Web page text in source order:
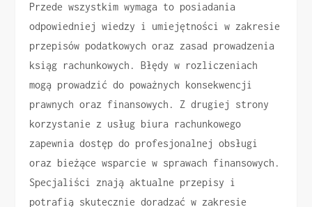
Przede wszystkim wymaga to posiadania
odpowiedniej wiedzy i umiejętności w zakresie
przepisów podatkowych oraz zasad prowadzenia
ksiąg rachunkowych. Błędy w rozliczeniach
mogą prowadzić do poważnych konsekwencji
prawnych oraz finansowych. Z drugiej strony
korzystanie z usług biura rachunkowego
zapewnia dostęp do profesjonalnej obsługi
oraz bieżące wsparcie w sprawach finansowych.
Specjaliści znają aktualne przepisy i
potrafią skutecznie doradzać w zakresie